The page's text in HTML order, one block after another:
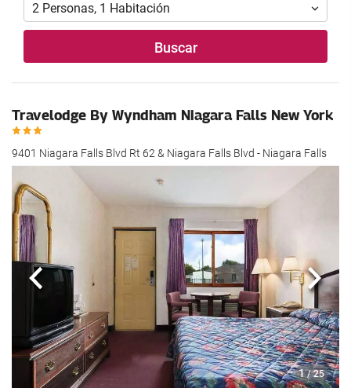
2 Personas, 1 Habitación
Buscar
Travelodge By Wyndham Niagara Falls New York
9401 Niagara Falls Blvd Rt 62 & Niagara Falls Blvd - Niagara Falls
1 / 25
Anterior